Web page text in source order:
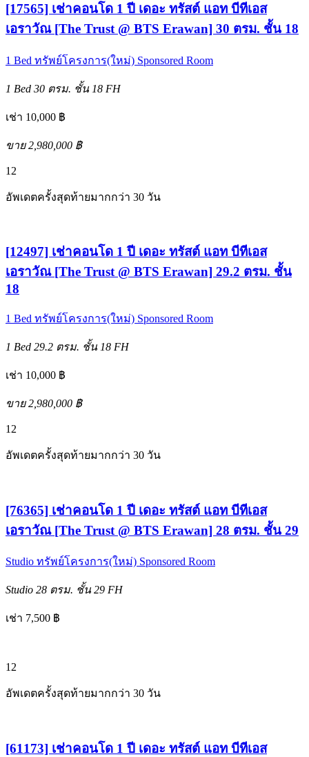
[17565] เช่าคอนโด 1 ปี เดอะ ทรัสต์ แอท บีทีเอส
เอราวัณ [The Trust @ BTS Erawan] 30 ตรม. ชั้น 18
1 Bed ทรัพย์โครงการ(ใหม่) Sponsored Room
1 Bed 30 ตรม. ชั้น 18 FH
เช่า 10,000 ฿
ขาย 2,980,000 ฿
12
อัพเดตครั้งสุดท้ายมากกว่า 30 วัน
[12497] เช่าคอนโด 1 ปี เดอะ ทรัสต์ แอท บีทีเอส
เอราวัณ [The Trust @ BTS Erawan] 29.2 ตรม. ชั้น
18
1 Bed ทรัพย์โครงการ(ใหม่) Sponsored Room
1 Bed 29.2 ตรม. ชั้น 18 FH
เช่า 10,000 ฿
ขาย 2,980,000 ฿
12
อัพเดตครั้งสุดท้ายมากกว่า 30 วัน
[76365] เช่าคอนโด 1 ปี เดอะ ทรัสต์ แอท บีทีเอส
เอราวัณ [The Trust @ BTS Erawan] 28 ตรม. ชั้น 29
Studio ทรัพย์โครงการ(ใหม่) Sponsored Room
Studio 28 ตรม. ชั้น 29 FH
เช่า 7,500 ฿
12
อัพเดตครั้งสุดท้ายมากกว่า 30 วัน
[61173] เช่าคอนโด 1 ปี เดอะ ทรัสต์ แอท บีทีเอส